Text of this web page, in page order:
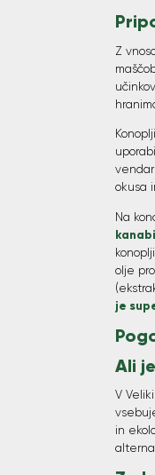
Z
okusa
Na
olje
je
Ali
V
in